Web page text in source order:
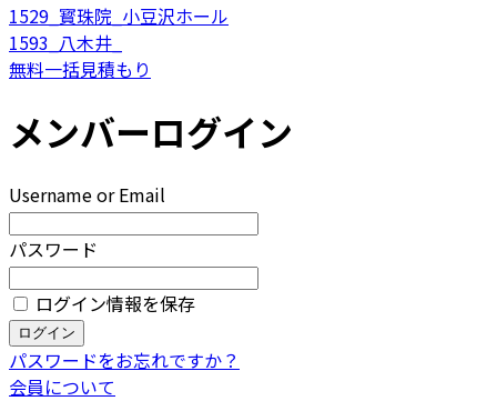
1529_寳珠院_小豆沢ホール
1593_八木井_
無料一括見積もり
メンバーログイン
Username or Email
パスワード
ログイン情報を保存
パスワードをお忘れですか？
会員について